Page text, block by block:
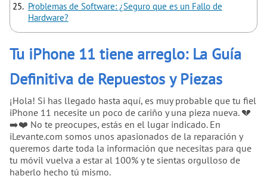
Problemas de Software: ¿Seguro que es un Fallo de
Hardware?
Tu iPhone 11 tiene arreglo: La Guía
Definitiva de Repuestos y Piezas
¡Hola! Si has llegado hasta aquí, es muy probable que tu fiel
iPhone 11 necesite un poco de cariño y una pieza nueva. 💔
➡️❤️ No te preocupes, estás en el lugar indicado. En
iLevante.com somos unos apasionados de la reparación y
queremos darte toda la información que necesitas para que
tu móvil vuelva a estar al 100% y te sientas orgulloso de
haberlo hecho tú mismo.